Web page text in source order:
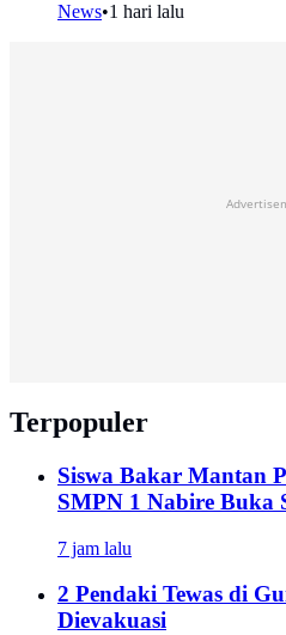
News•1 hari lalu
Terpopuler
Siswa Bakar Mantan
SMPN 1 Nabire Buka
7 jam lalu
2 Pendaki Tewas di
Dievakuasi